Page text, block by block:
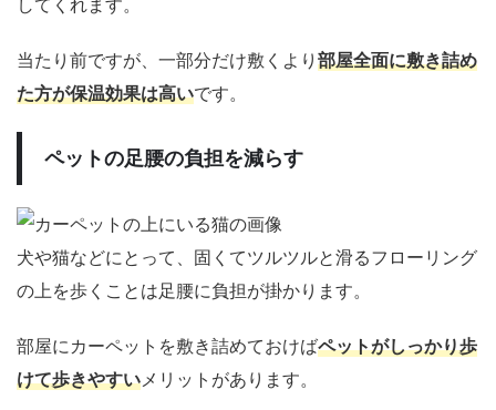
してくれます。
当たり前ですが、一部分だけ敷くより 部屋全面に敷き詰め
た方が保温効果は高いです。
ペットの足腰の負担を減らす
犬や猫などにとって、固くてツルツルと滑るフローリング
の上を歩くことは足腰に負担が掛かります。
部屋にカーペットを敷き詰めておけばペットがしっかり歩
けて歩きやすいメリットがあります。